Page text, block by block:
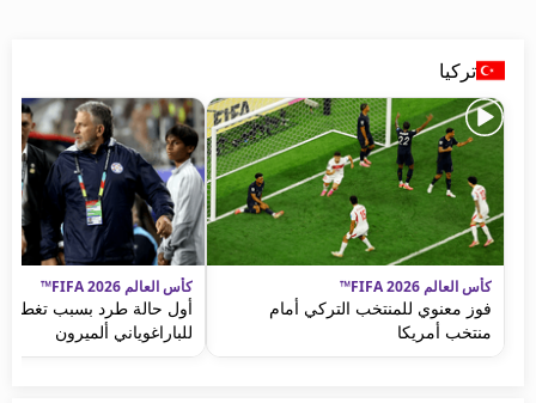
دليل التلفاز
احصل على beIN
معلومات عن هذا الموقع
تركيا
كأس العالم FIFA 2026™
فوز معنوي للمنتخب التركي أمام
منتخب أمريكا
كأس العالم FIFA 2026™
أول حالة طرد بسبب تغطية
للباراغوياني ألميرون